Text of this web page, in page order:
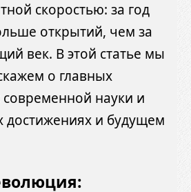
скоростью: за год
открытий, чем за
век. В этой статье мы
о главных
науки и
достижениях и будущем